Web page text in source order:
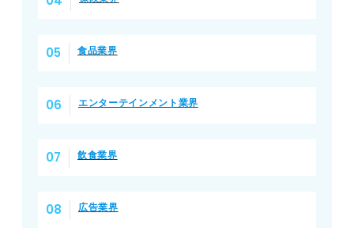
食品業界
エンターテインメント業界
飲食業界
広告業界